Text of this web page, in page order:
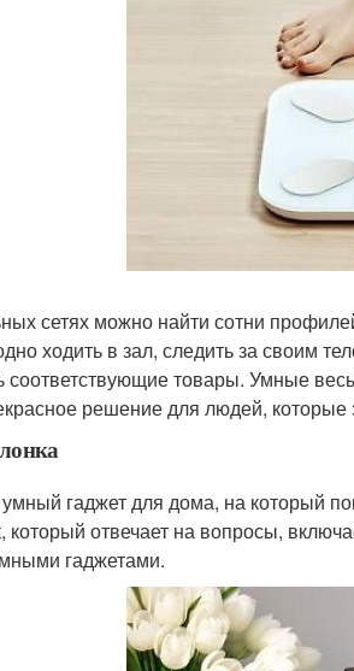
сетях можно найти сотни
ходить в зал, следить за своим
соответствующие товары. Умные
решение для людей,
гаджет для дома, на который
отвечает на вопросы,
гаджетами.